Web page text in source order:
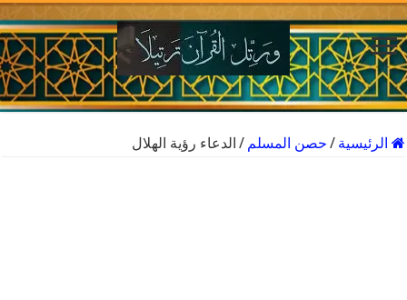
الرئيسية / حصن المسلم / الدعاء رؤية الهلال